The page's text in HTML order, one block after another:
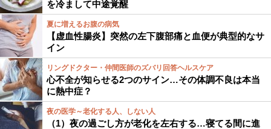
を冷まして中途覚醒
夏に増えるお腹の病気
【虚血性腸炎】突然の左下腹部痛と血便が典型的なサ
イン
リングドクター・仲間医師のズバリ回答ヘルスケア
心不全が知らせる2つのサイン…その体調不良は本当
に熱中症？
夜の医学～老化する人、しない人
（1）夜の過ごし方が老化を左右する…寝てる間に進